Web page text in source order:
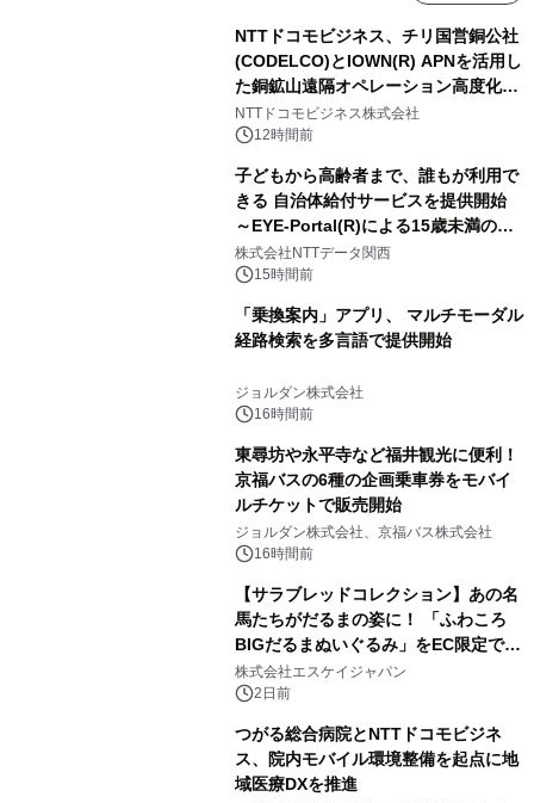
NTTドコモビジネス、チリ国営銅公社
(CODELCO)とIOWN(R) APNを活用し
た銅鉱山遠隔オペレーション高度化に
向けた調査・実証を開始
NTTドコモビジネス株式会社
12時間前
子どもから高齢者まで、誰もが利用で
きる 自治体給付サービスを提供開始
～EYE-Portal(R)による15歳未満の本
人認証と デジタルデバイド対策で実現
～
株式会社NTTデータ関西
15時間前
「乗換案内」アプリ、 マルチモーダル
経路検索を多言語で提供開始
ジョルダン株式会社
16時間前
東尋坊や永平寺など福井観光に便利！
京福バスの6種の企画乗車券をモバイ
ルチケットで販売開始
ジョルダン株式会社、京福バス株式会社
16時間前
【サラブレッドコレクション】あの名
馬たちがだるまの姿に！ 「ふわころ
BIGだるまぬいぐるみ」をEC限定で受
注販売開始
株式会社エスケイジャパン
2日前
つがる総合病院とNTTドコモビジネ
ス、院内モバイル環境整備を起点に地
域医療DXを推進